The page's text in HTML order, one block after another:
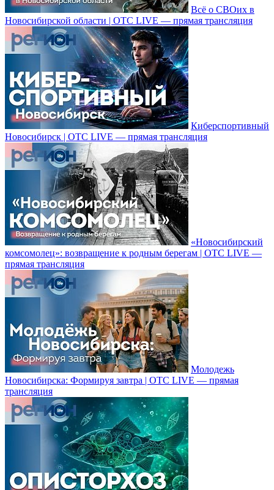
Всё о СВОих в
Новосибирской области | ОТС LIVE — прямая трансляция
Киберспортивный
Новосибирск | ОТС LIVE — прямая трансляция
«Новосибирский
комсомолец»: возвращение к родным берегам | ОТС LIVE —
прямая трансляция
Молодежь
Новосибирска: Формируя завтра | ОТС LIVE — прямая
трансляция